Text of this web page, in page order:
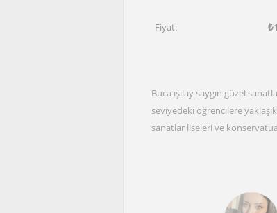
Fiyat: ₺
Buca ışılay saygın güzel
seviyedeki öğrencilere
sanatlar liseleri ve